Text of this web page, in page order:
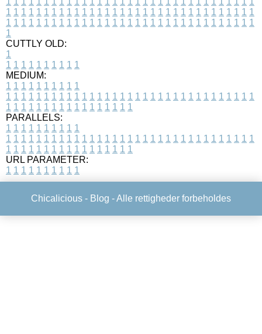
1 1 1 1 1 1 1 1 1 1 1 1 1 1 1 1 1 1 1 1 1 1 1 1 1 1 1 1 1 1 1 1 1
1 1 1 1 1 1 1 1 1 1 1 1 1 1 1 1 1 1 1 1 1 1 1 1 1 1 1 1 1 1 1 1 1
1
CUTTLY OLD:
1
1 1 1 1 1 1 1 1 1 1
MEDIUM:
1 1 1 1 1 1 1 1 1 1
1 1 1 1 1 1 1 1 1 1 1 1 1 1 1 1 1 1 1 1 1 1 1 1 1 1 1 1 1 1 1 1 1
1 1 1 1 1 1 1 1 1 1 1 1 1 1 1 1 1
PARALLELS:
1 1 1 1 1 1 1 1 1 1
1 1 1 1 1 1 1 1 1 1 1 1 1 1 1 1 1 1 1 1 1 1 1 1 1 1 1 1 1 1 1 1 1
1 1 1 1 1 1 1 1 1 1 1 1 1 1 1 1 1
URL PARAMETER:
1 1 1 1 1 1 1 1 1 1
Chicalicious - Blog - Alle rettigheder forbeholdes